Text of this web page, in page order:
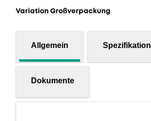
Variation Großverpackung
Allgemein Spezifikation
Dokumente